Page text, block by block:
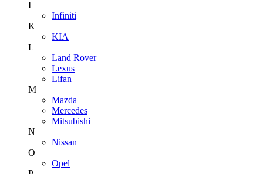
I
Infiniti
K
KIA
L
Land Rover
Lexus
Lifan
M
Mazda
Mercedes
Mitsubishi
N
Nissan
O
Opel